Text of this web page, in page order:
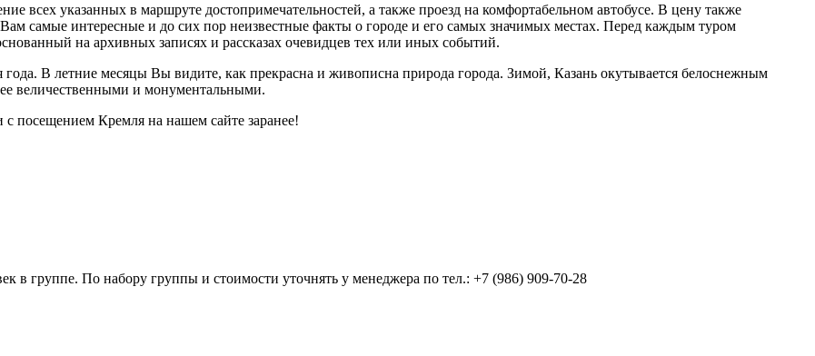
всех указанных в маршруте достопримечательностей, а также проезд на комфортабельном автобусе. В цену также
самые интересные и до сих пор неизвестные факты о городе и его самых значимых местах. Перед каждым туром
на архивных записях и рассказах очевидцев тех или иных событий.
В летние месяцы Вы видите, как прекрасна и живописна природа города. Зимой, Казань окутывается белоснежным
величественными и монументальными.
посещением Кремля на нашем сайте заранее!
в группе. По набору группы и стоимости уточнять у менеджера по тел.: +7 (986) 909-70-28